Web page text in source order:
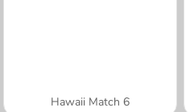
Hawaii Match 6